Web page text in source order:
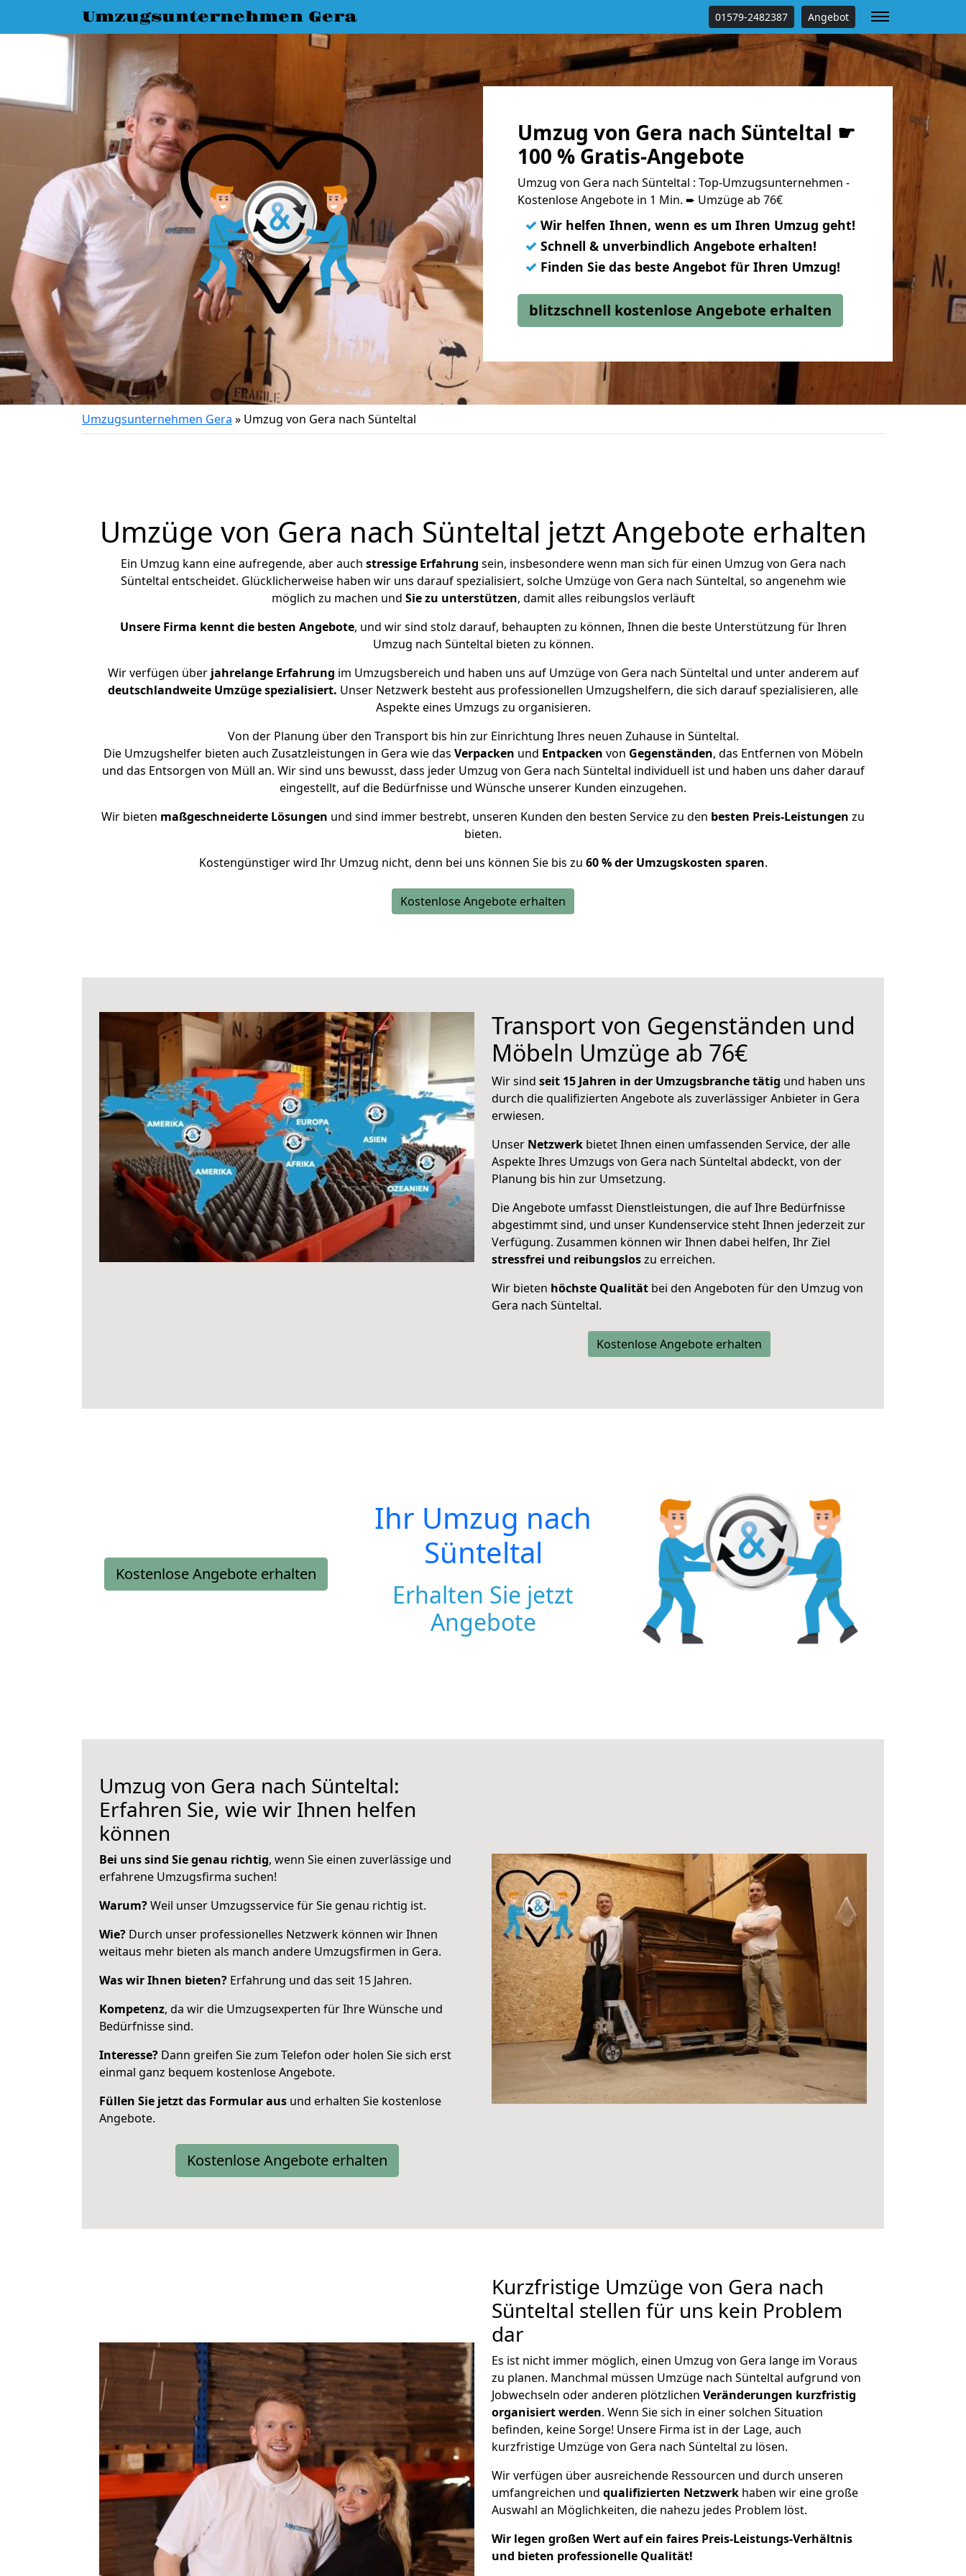
Umzugsunternehmen Gera 01579-2482387 Angebot
Umzug von Gera nach Sünteltal ☛
100 % Gratis-Angebote
Umzug von Gera nach Sünteltal : Top-Umzugsunternehmen -
Kostenlose Angebote in 1 Min. ➨ Umzüge ab 76€
✓ Wir helfen Ihnen, wenn es um Ihren Umzug geht!
✓ Schnell & unverbindlich Angebote erhalten!
✓ Finden Sie das beste Angebot für Ihren Umzug!
blitzschnell kostenlose Angebote erhalten
Umzugsunternehmen Gera » Umzug von Gera nach Sünteltal
Umzüge von Gera nach Sünteltal jetzt Angebote erhalten
Ein Umzug kann eine aufregende, aber auch stressige Erfahrung sein, insbesondere wenn man sich für einen Umzug von Gera nach
Sünteltal entscheidet. Glücklicherweise haben wir uns darauf spezialisiert, solche Umzüge von Gera nach Sünteltal, so angenehm wie
möglich zu machen und Sie zu unterstützen, damit alles reibungslos verläuft
Unsere Firma kennt die besten Angebote, und wir sind stolz darauf, behaupten zu können, Ihnen die beste Unterstützung für Ihren
Umzug nach Sünteltal bieten zu können.
Wir verfügen überjahrelange Erfahrung im Umzugsbereich und haben uns auf Umzüge von Gera nach Sünteltal und unter anderem auf
deutschlandweite Umzüge spezialisiert. Unser Netzwerk besteht aus professionellen Umzugshelfern, die sich darauf spezialisieren, alle
Aspekte eines Umzugs zu organisieren.
Von der Planung über den Transport bis hin zur Einrichtung Ihres neuen Zuhause in Sünteltal.
Die Umzugshelfer bieten auch Zusatzleistungen in Gera wie das Verpacken und Entpacken von Gegenständen, das Entfernen von Möbeln
und das Entsorgen von Müll an. Wir sind uns bewusst, dass jeder Umzug von Gera nach Sünteltal individuell ist und haben uns daher darauf
eingestellt, auf die Bedürfnisse und Wünsche unserer Kunden einzugehen.
Wir bieten maßgeschneiderte Lösungen und sind immer bestrebt, unseren Kunden den besten Service zu den besten Preis-Leistungen zu
bieten.
Kostengünstiger wird Ihr Umzug nicht, denn bei uns können Sie bis zu 60 % der Umzugskosten sparen.
Kostenlose Angebote erhalten
Transport von Gegenständen und
Möbeln Umzüge ab 76€
Wir sind seit 15 Jahren in der Umzugsbranche tätig und haben uns
durch die qualifizierten Angebote als zuverlässiger Anbieter in Gera
erwiesen.
Unser Netzwerk bietet Ihnen einen umfassenden Service, der alle
Aspekte Ihres Umzugs von Gera nach Sünteltal abdeckt, von der
Planung bis hin zur Umsetzung.
Die Angebote umfasst Dienstleistungen, die auf Ihre Bedürfnisse
abgestimmt sind, und unser Kundenservice steht Ihnen jederzeit zur
Verfügung. Zusammen können wir Ihnen dabei helfen, Ihr Ziel
stressfrei und reibungsloszu erreichen.
Wir bieten höchste Qualität bei den Angeboten für den Umzug von
Gera nach Sünteltal.
Kostenlose Angebote erhalten
Kostenlose Angebote erhalten
Ihr Umzug nach
Sünteltal
Erhalten Sie jetzt
Angebote
Umzug von Gera nach Sünteltal:
Erfahren Sie, wie wir Ihnen helfen
können
Bei uns sind Sie genau richtig, wenn Sie einen zuverlässige und
erfahrene Umzugsfirma suchen!
Warum?Weil unser Umzugsservice für Sie genau richtig ist.
Wie? Durch unser professionelles Netzwerk können wir Ihnen
weitaus mehr bieten als manch andere Umzugsfirmen in Gera.
Was wir Ihnen bieten? Erfahrung und das seit 15 Jahren.
Kompetenz, da wir die Umzugsexperten für Ihre Wünsche und
Bedürfnisse sind.
Interesse? Dann greifen Sie zum Telefon oder holen Sie sich erst
einmal ganz bequem kostenlose Angebote.
Füllen Sie jetzt das Formular aus und erhalten Sie kostenlose
Angebote.
Kostenlose Angebote erhalten
Kurzfristige Umzüge von Gera nach
Sünteltal stellen für uns kein Problem
dar
Es ist nicht immer möglich, einen Umzug von Gera lange im Voraus
zu planen. Manchmal müssen Umzüge nach Sünteltal aufgrund von
Jobwechseln oder anderen plötzlichen Veränderungen kurzfristig
organisiert werden. Wenn Sie sich in einer solchen Situation
befinden, keine Sorge! Unsere Firma ist in der Lage, auch
kurzfristige Umzüge von Gera nach Sünteltal zu lösen.
Wir verfügen über ausreichende Ressourcen und durch unseren
umfangreichen und qualifizierten Netzwerk haben wir eine große
Auswahl an Möglichkeiten, die nahezu jedes Problem löst.
Wir legen großen Wert auf ein faires Preis-Leistungs-Verhältnis
und bieten professionelle Qualität!